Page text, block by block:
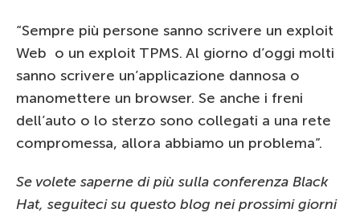
“Sempre più persone sanno scrivere un exploit
Web o un exploit TPMS. Al giorno d’oggi molti
sanno scrivere un’applicazione dannosa o
manomettere un browser. Se anche i freni
dell’auto o lo sterzo sono collegati a una rete
compromessa, allora abbiamo un problema”.
Se volete saperne di più sulla conferenza Black
Hat, seguiteci su questo blog nei prossimi giorni